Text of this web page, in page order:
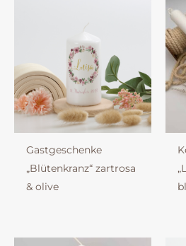
Gastgeschenke
„Blütenkranz“ zartrosa
& olive